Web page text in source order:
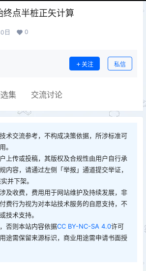
点半桩正矢计算
日 0
关注 私信
集 交流讨论
术交流参考，不构成决策依据，所涉标准可
。
上传或投稿，其版权及合规性由用户自行承
内容，请通过左侧「举报」通道提交举证，
并下架。
及收费，费用用于网站维护及持续发展，非
费行为视为对本站技术服务的自愿支持，不
技术支持。
否则本站内容依据CC BY-NC-SA 4.0许可
途需保留来源标识，商业用途需申请书面授